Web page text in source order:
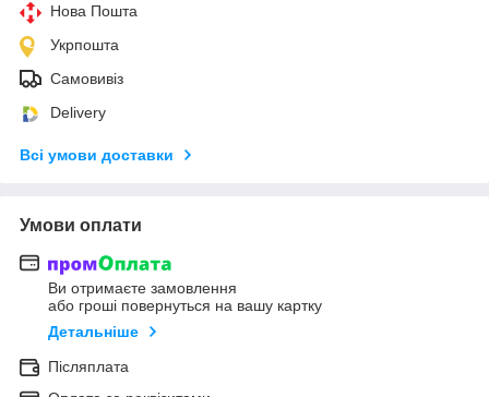
Нова Пошта
Укрпошта
Самовивіз
Delivery
Всі умови доставки
Умови оплати
Ви отримаєте замовлення
або гроші повернуться на вашу картку
Детальніше
Післяплата